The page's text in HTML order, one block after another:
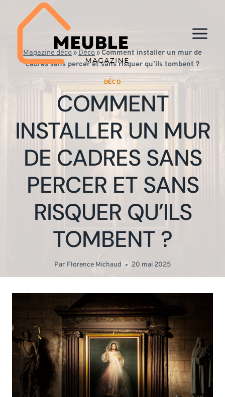
contenu
Magazine déco»Déco»Comment installer un mur de
cadres sans percer et sans risquer qu’ils tombent ?
DÉCO
COMMENT
INSTALLER UN MUR
DE CADRES SANS
PERCER ET SANS
RISQUER QU’ILS
TOMBENT ?
Par Florence Michaud 20 mai 2025